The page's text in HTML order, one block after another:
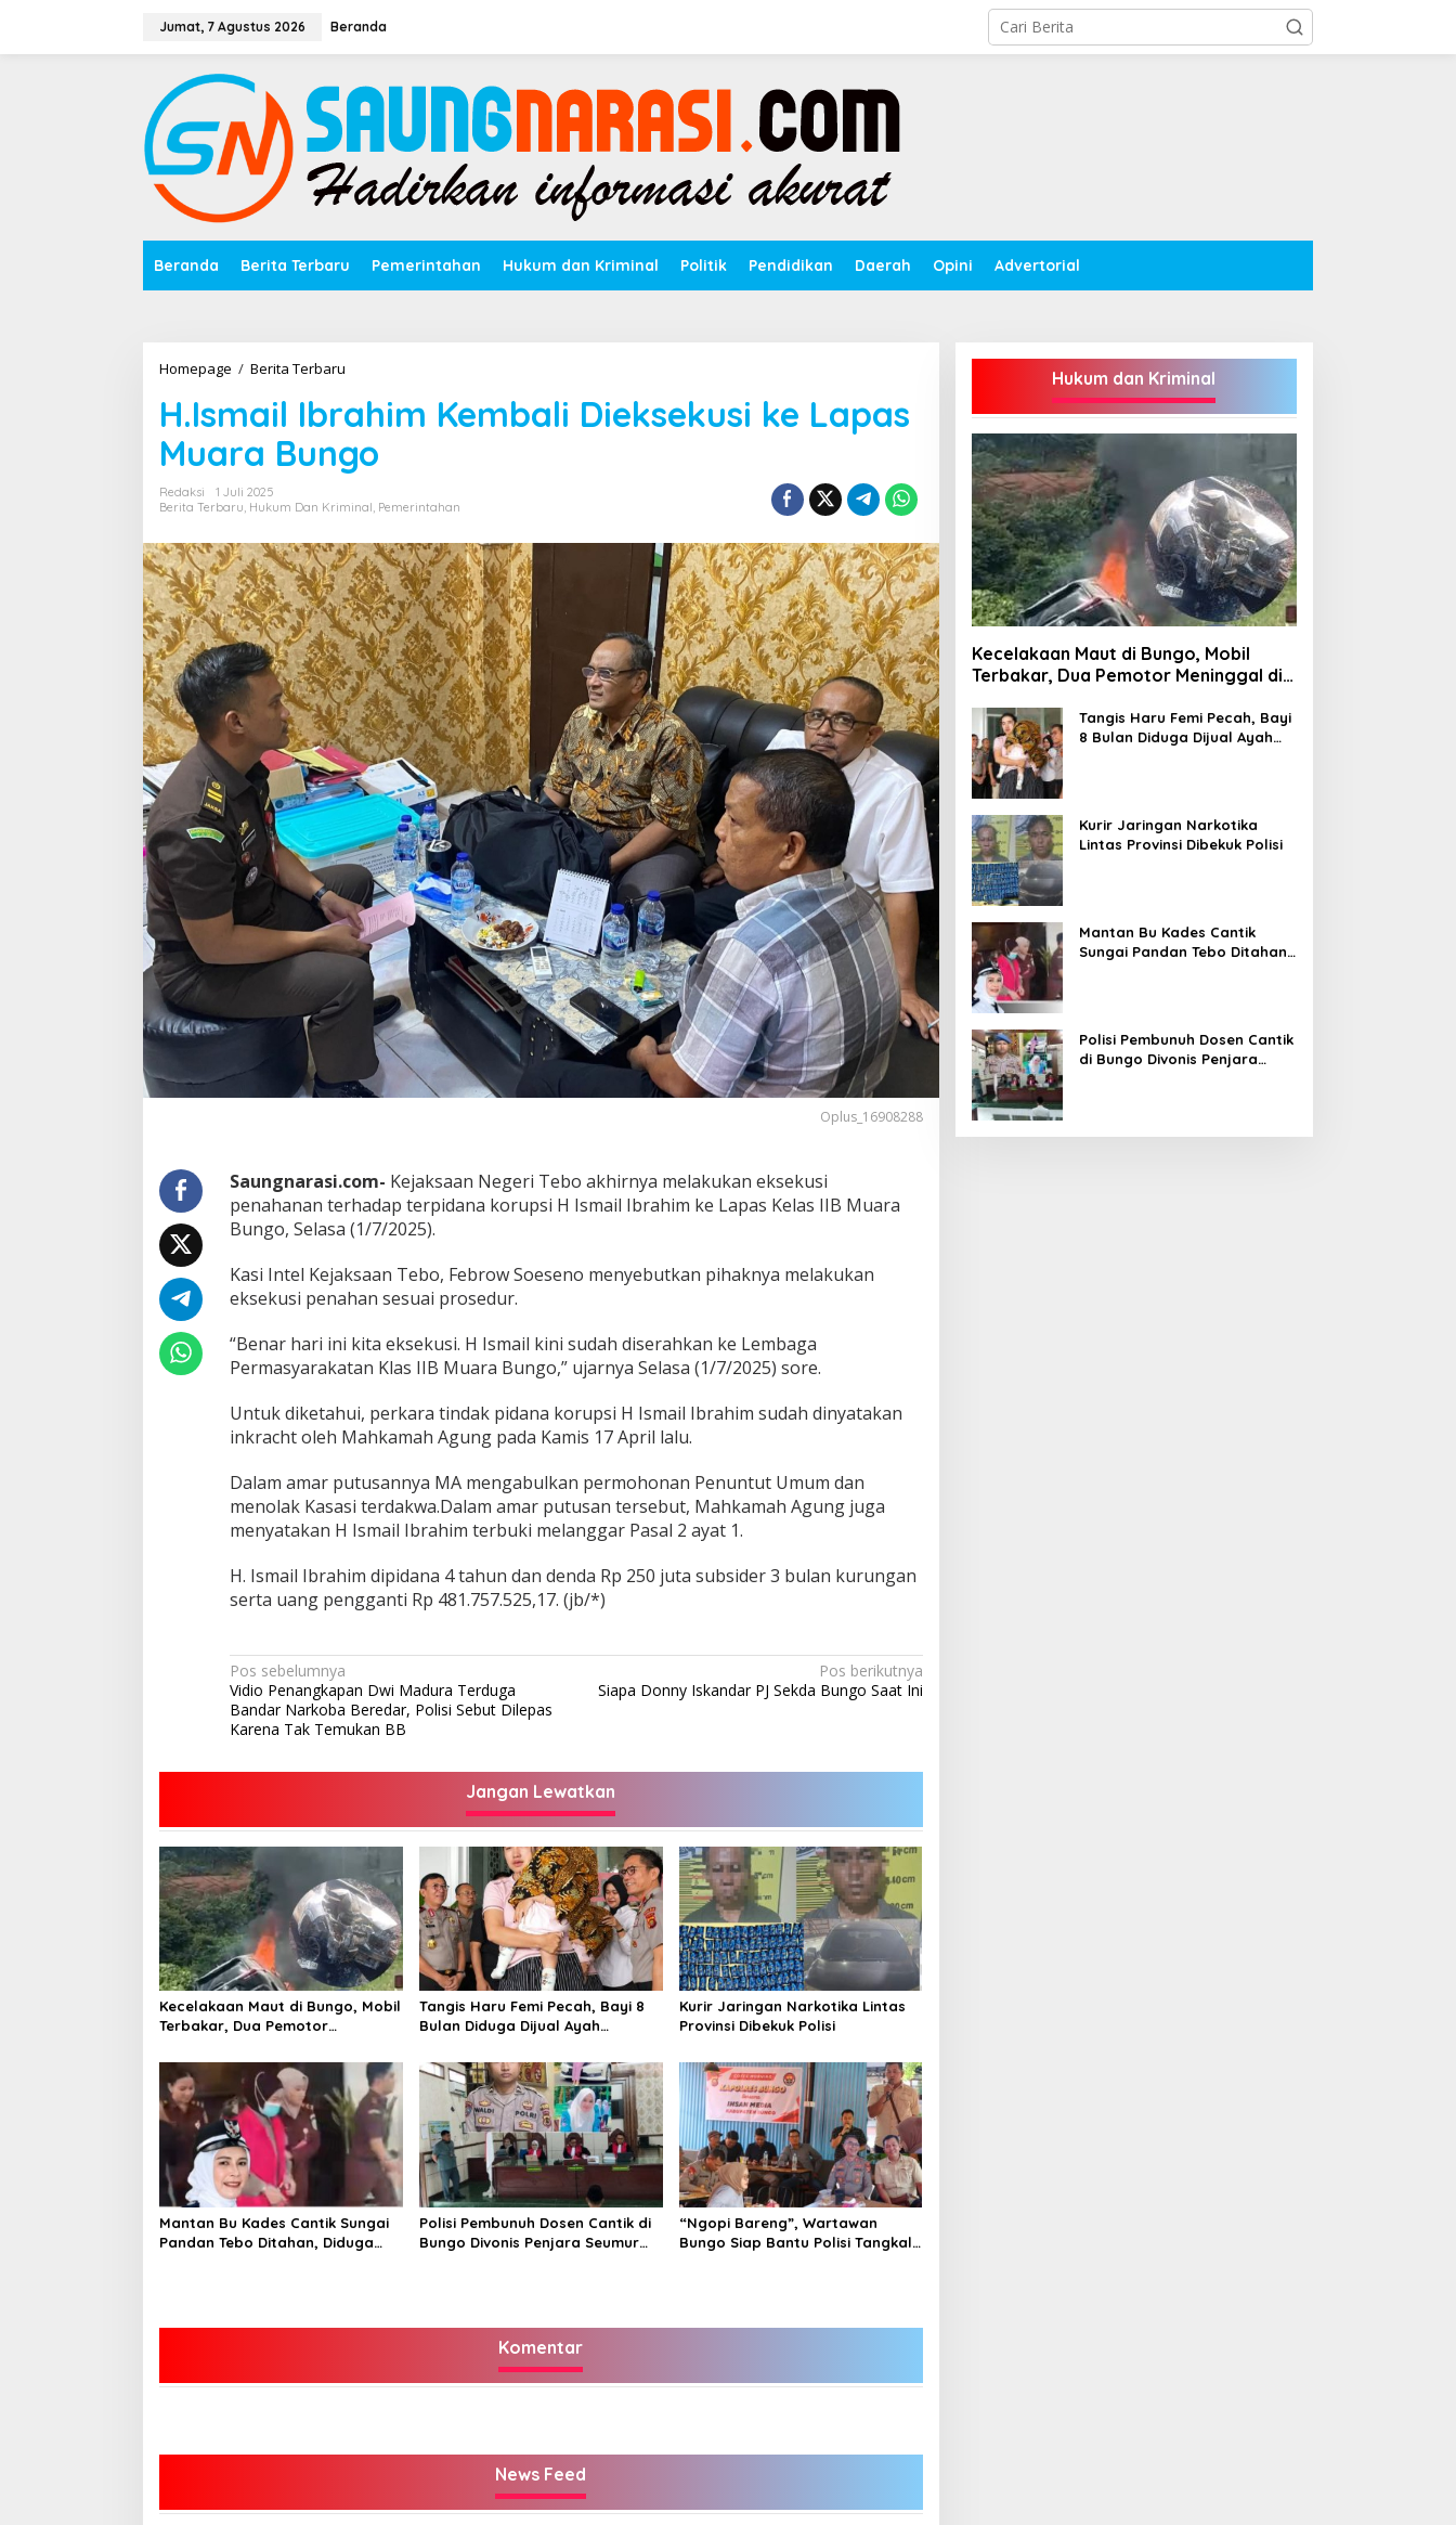
Jumat, 7 Agustus 2026 Beranda
Beranda Berita Terbaru Pemerintahan Hukum dan Kriminal Politik Pendidikan Daerah Opini Advertorial
Homepage / Berita Terbaru
Kembali
Dieksekusi
ke
Lapas
Bungo
H.Ismail Ibrahim Kembali Dieksekusi ke Lapas
Muara Bungo
Redaksi
1 Juli 2025
Berita Terbaru, Hukum Dan Kriminal, Pemerintahan
Oplus_16908288
Saungnarasi.com- Kejaksaan Negeri Tebo akhirnya melakukan eksekusi
penahanan terhadap terpidana korupsi H Ismail Ibrahim ke Lapas Kelas IIB Muara
Bungo, Selasa (1/7/2025).
Kasi Intel Kejaksaan Tebo, Febrow Soeseno menyebutkan pihaknya melakukan
eksekusi penahan sesuai prosedur.
“Benar hari ini kita eksekusi. H Ismail kini sudah diserahkan ke Lembaga
Permasyarakatan Klas IIB Muara Bungo,” ujarnya Selasa (1/7/2025) sore.
Untuk diketahui, perkara tindak pidana korupsi H Ismail Ibrahim sudah dinyatakan
inkracht oleh Mahkamah Agung pada Kamis 17 April lalu.
Dalam amar putusannya MA mengabulkan permohonan Penuntut Umum dan
menolak Kasasi terdakwa.Dalam amar putusan tersebut, Mahkamah Agung juga
menyatakan H Ismail Ibrahim terbuki melanggar Pasal 2 ayat 1.
H. Ismail Ibrahim dipidana 4 tahun dan denda Rp 250 juta subsider 3 bulan kurungan
serta uang pengganti Rp 481.757.525,17. (jb/*)
Navigasi
pos
Pos sebelumnya
Vidio Penangkapan Dwi Madura Terduga
Bandar Narkoba Beredar, Polisi Sebut Dilepas
Karena Tak Temukan BB
Pos berikutnya
Siapa Donny Iskandar PJ Sekda Bungo Saat Ini
Jangan Lewatkan
Kecelakaan Maut di Bungo, Mobil
Terbakar, Dua Pemotor
Tangis Haru Femi Pecah, Bayi 8
Bulan Diduga Dijual Ayah
Kembali
Kurir Jaringan Narkotika Lintas
Provinsi Dibekuk Polisi
Mantan Bu Kades Cantik Sungai
Pandan Tebo Ditahan, Diduga
Polisi Pembunuh Dosen Cantik di
Bungo Divonis Penjara Seumur
“Ngopi Bareng”, Wartawan
Bungo Siap Bantu Polisi Tangkal
Komentar
News Feed
Hukum dan Kriminal
Kecelakaan Maut di Bungo, Mobil
Terbakar, Dua Pemotor Meninggal di
Tangis Haru Femi Pecah, Bayi
8 Bulan Diduga Dijual Ayah
Kurir Jaringan Narkotika
Lintas Provinsi Dibekuk Polisi
Mantan Bu Kades Cantik
Sungai Pandan Tebo Ditahan,
Polisi Pembunuh Dosen Cantik
di Bungo Divonis Penjara